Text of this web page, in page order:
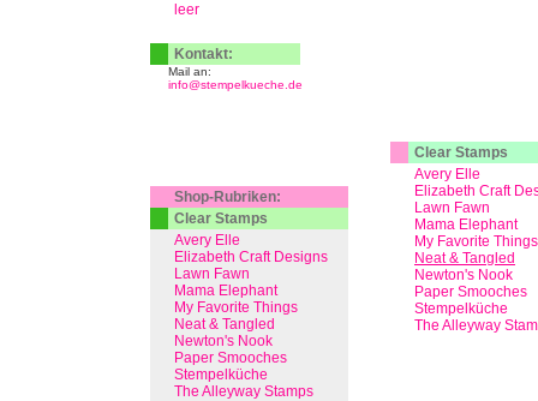
Clear Stamps
Avery Elle
Elizabeth Craft
Lawn Fawn
Mama Elephant
My Favorite Things
Neat & Tangled
Newton's Nook
Paper Smooches
Stempelküche
The Alleyway
leer
Kontakt:
Mail an:
info@stempelkueche.de
Shop-Rubriken:
Clear Stamps
Avery Elle
Elizabeth Craft Designs
Lawn Fawn
Mama Elephant
My Favorite Things
Neat & Tangled
Newton's Nook
Paper Smooches
Stempelküche
The Alleyway Stamps